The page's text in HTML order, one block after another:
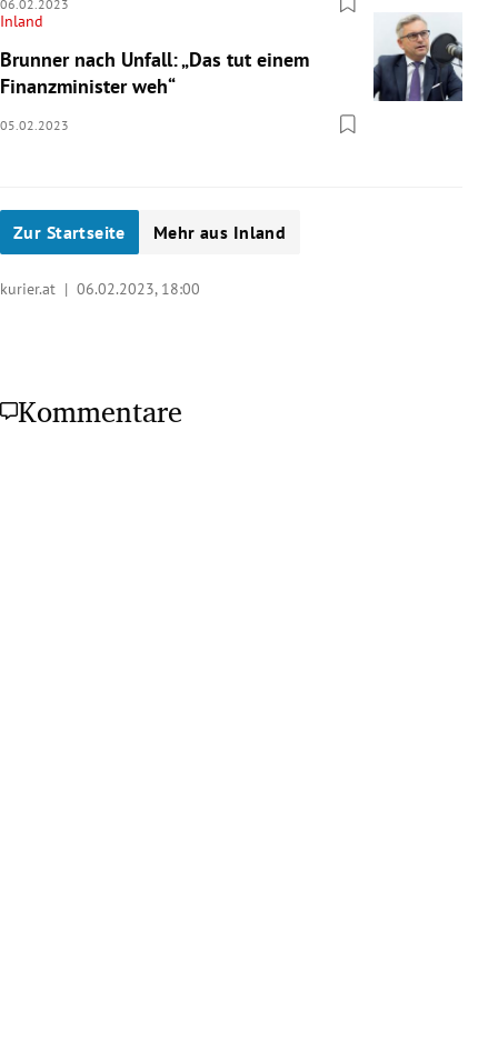
06.02.2023
Inland
Brunner nach Unfall: „Das tut einem
Finanzminister weh“
05.02.2023
Zur Startseite Mehr aus Inland
kurier.at | 06.02.2023, 18:00
Kommentare